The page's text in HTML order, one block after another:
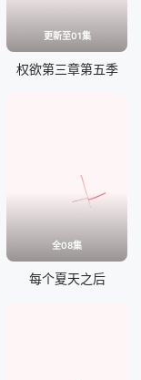
更新至01集
权欲第三章第五季
全08集
每个夏天之后